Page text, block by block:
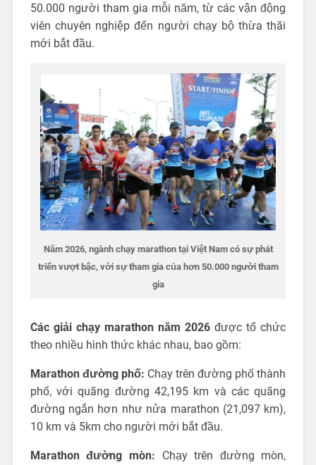
50.000 người tham gia mỗi năm, từ các vận động
viên chuyên nghiệp đến người chạy bộ thừa thãi
mới bắt đầu.
Năm 2026, ngành chạy marathon tại Việt Nam có sự phát
triển vượt bậc, với sự tham gia của hơn 50.000 người tham
gia
Các giải chạy marathon năm 2026 được tổ chức
theo nhiều hình thức khác nhau, bao gồm:
Marathon đường phố: Chạy trên đường phố thành
phố, với quãng đường 42,195 km và các quãng
đường ngắn hơn như nửa marathon (21,097 km),
10 km và 5km cho người mới bắt đầu.
Marathon đường mòn: Chạy trên đường mòn,